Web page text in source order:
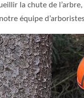
la chute de
équipe